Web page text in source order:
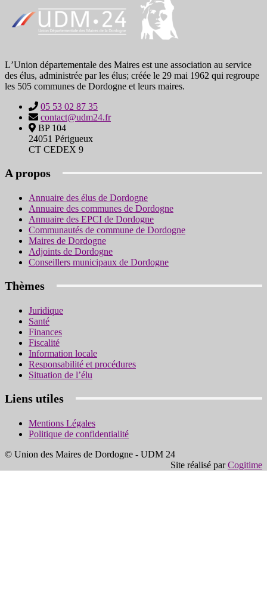
LʼUnion départementale des Maires est une association au service
des élus, administrée par les élus; créée le 29 mai 1962 qui regroupe
les 505 communes de Dordogne et leurs maires.
05 53 02 87 35
contact@udm24.fr
BP 104
24051 Périgueux
CT CEDEX 9
A propos
Annuaire des élus de Dordogne
Annuaire des communes de Dordogne
Annuaire des EPCI de Dordogne
Communautés de commune de Dordogne
Maires de Dordogne
Adjoints de Dordogne
Conseillers municipaux de Dordogne
Thèmes
Juridique
Santé
Finances
Fiscalité
Information locale
Responsabilité et procédures
Situation de l’élu
Liens utiles
Mentions Légales
Politique de confidentialité
© Union des Maires de Dordogne - UDM 24
Site réalisé parCogitime